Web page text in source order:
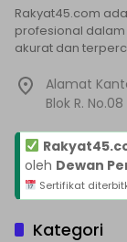
Rakyat45.com
profesional
akurat dan
Alamat
Blok R.
oleh Dewan
Sertifikat
Kategori